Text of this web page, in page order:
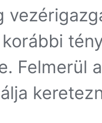
korábbi
Felmerül